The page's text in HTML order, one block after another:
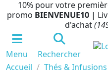
10% pour votre
promo BIENVENUE10 |
d'achat
Menu Rechercher
Accueil
Thés & Infusions